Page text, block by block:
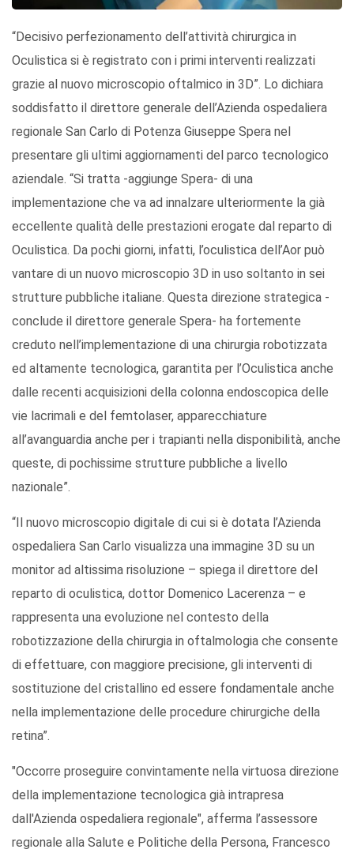
“Decisivo perfezionamento dell’attività chirurgica in
Oculistica si è registrato con i primi interventi realizzati
grazie al nuovo microscopio oftalmico in 3D”. Lo dichiara
soddisfatto il direttore generale dell’Azienda ospedaliera
regionale San Carlo di Potenza Giuseppe Spera nel
presentare gli ultimi aggiornamenti del parco tecnologico
aziendale. “Si tratta -aggiunge Spera- di una
implementazione che va ad innalzare ulteriormente la già
eccellente qualità delle prestazioni erogate dal reparto di
Oculistica. Da pochi giorni, infatti, l’oculistica dell’Aor può
vantare di un nuovo microscopio 3D in uso soltanto in sei
strutture pubbliche italiane. Questa direzione strategica -
conclude il direttore generale Spera- ha fortemente
creduto nell’implementazione di una chirurgia robotizzata
ed altamente tecnologica, garantita per l’Oculistica anche
dalle recenti acquisizioni della colonna endoscopica delle
vie lacrimali e del femtolaser, apparecchiature
all’avanguardia anche per i trapianti nella disponibilità, anche
queste, di pochissime strutture pubbliche a livello
nazionale”.
“Il nuovo microscopio digitale di cui si è dotata l’Azienda
ospedaliera San Carlo visualizza una immagine 3D su un
monitor ad altissima risoluzione – spiega il direttore del
reparto di oculistica, dottor Domenico Lacerenza – e
rappresenta una evoluzione nel contesto della
robotizzazione della chirurgia in oftalmologia che consente
di effettuare, con maggiore precisione, gli interventi di
sostituzione del cristallino ed essere fondamentale anche
nella implementazione delle procedure chirurgiche della
retina”.
"Occorre proseguire convintamente nella virtuosa direzione
della implementazione tecnologica già intrapresa
dall'Azienda ospedaliera regionale", afferma l’assessore
regionale alla Salute e Politiche della Persona, Francesco